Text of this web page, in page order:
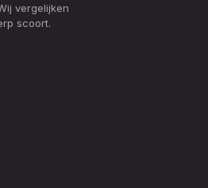
vergelijken
scoort.